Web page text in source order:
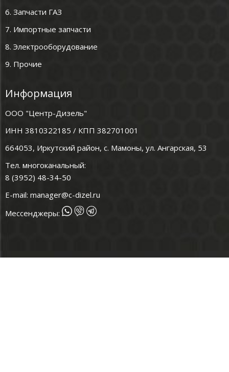
6. Запчасти ГАЗ
7. Импортные запчасти
8. Электрооборудование
9. Прочие
Информация
ООО "Центр-Дизель"
ИНН 3810322185 / КПП 382701001
664053, Иркутский район, с. Мамоны, ул. Ангарская, 53
Тел. многоканальный:
8 (3952) 48-34-50
E-mail: manager@c-dizel.ru
Мессенджеры: